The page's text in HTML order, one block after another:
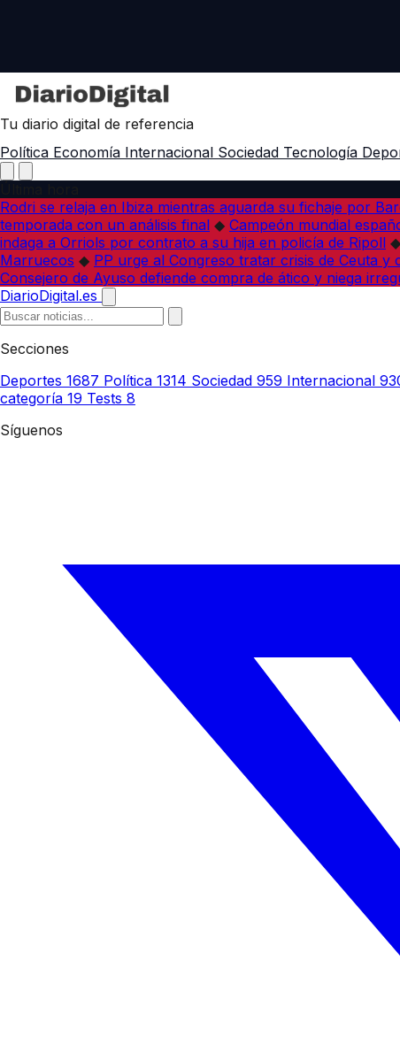
Tu diario digital de referencia
Política Economía Internacional Sociedad Tecnología
Rodri se relaja en Ibiza mientras aguarda su fichaje por
temporada con un análisis final ◆ Campeón mundial
indaga a Orriols por contrato a su hija en policía de Ripoll ◆
Marruecos ◆ PP urge al Congreso tratar crisis de Ceuta y
Consejero de Ayuso defiende compra de ático y niega
DiarioDigital.es
Secciones
Deportes 1687 Política 1314 Sociedad 959 Internacional
categoría 19 Tests 8
Síguenos